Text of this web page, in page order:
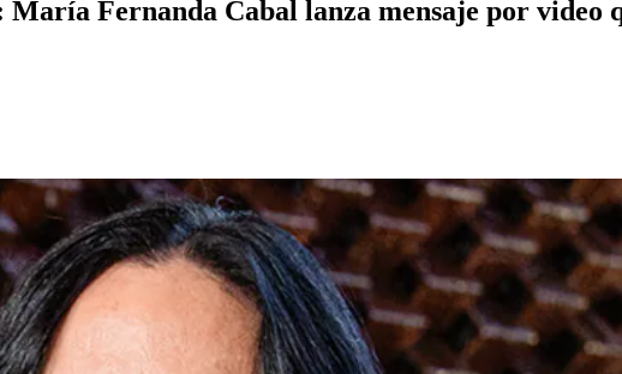
Fernanda Cabal lanza mensaje por video